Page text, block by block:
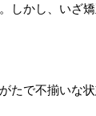
しかし、いざ
たで不揃いな